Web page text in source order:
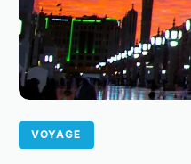
VOYAGE